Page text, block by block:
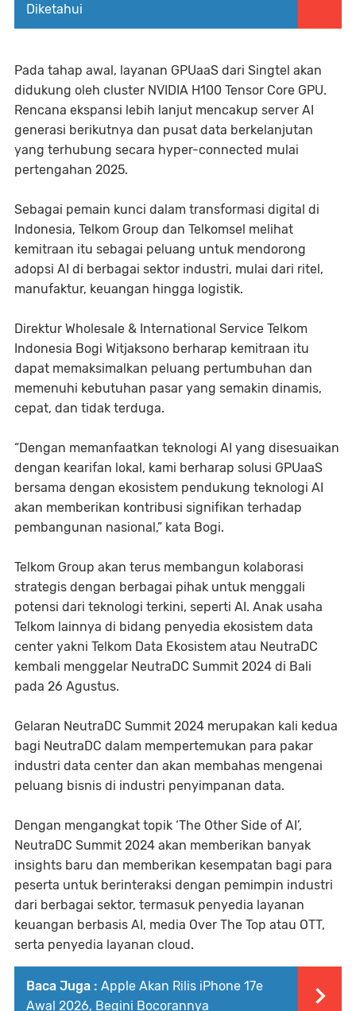
Diketahui
Pada tahap awal, layanan GPUaaS dari Singtel akan
didukung oleh cluster NVIDIA H100 Tensor Core GPU.
Rencana ekspansi lebih lanjut mencakup server AI
generasi berikutnya dan pusat data berkelanjutan
yang terhubung secara hyper-connected mulai
pertengahan 2025.
Sebagai pemain kunci dalam transformasi digital di
Indonesia, Telkom Group dan Telkomsel melihat
kemitraan itu sebagai peluang untuk mendorong
adopsi AI di berbagai sektor industri, mulai dari ritel,
manufaktur, keuangan hingga logistik.
Direktur Wholesale & International Service Telkom
Indonesia Bogi Witjaksono berharap kemitraan itu
dapat memaksimalkan peluang pertumbuhan dan
memenuhi kebutuhan pasar yang semakin dinamis,
cepat, dan tidak terduga.
“Dengan memanfaatkan teknologi AI yang disesuaikan
dengan kearifan lokal, kami berharap solusi GPUaaS
bersama dengan ekosistem pendukung teknologi AI
akan memberikan kontribusi signifikan terhadap
pembangunan nasional,” kata Bogi.
Telkom Group akan terus membangun kolaborasi
strategis dengan berbagai pihak untuk menggali
potensi dari teknologi terkini, seperti AI. Anak usaha
Telkom lainnya di bidang penyedia ekosistem data
center yakni Telkom Data Ekosistem atau NeutraDC
kembali menggelar NeutraDC Summit 2024 di Bali
pada 26 Agustus.
Gelaran NeutraDC Summit 2024 merupakan kali kedua
bagi NeutraDC dalam mempertemukan para pakar
industri data center dan akan membahas mengenai
peluang bisnis di industri penyimpanan data.
Dengan mengangkat topik ‘The Other Side of AI’,
NeutraDC Summit 2024 akan memberikan banyak
insights baru dan memberikan kesempatan bagi para
peserta untuk berinteraksi dengan pemimpin industri
dari berbagai sektor, termasuk penyedia layanan
keuangan berbasis AI, media Over The Top atau OTT,
serta penyedia layanan cloud.
Baca Juga : Apple Akan Rilis iPhone 17e
Awal 2026, Begini Bocorannya